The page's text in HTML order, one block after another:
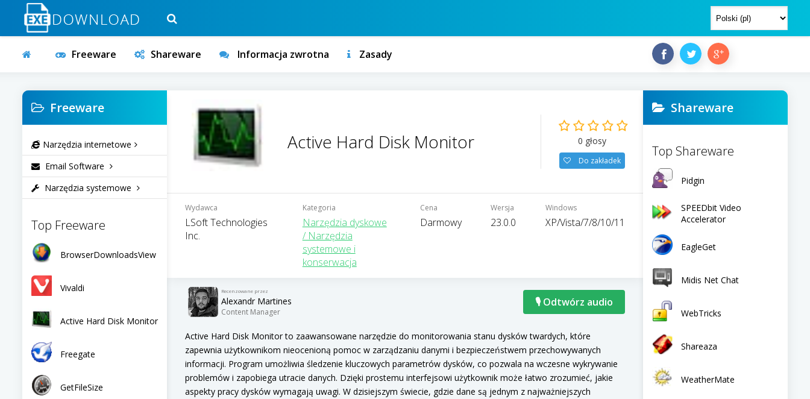
Freeware Shareware Informacja zwrotna Zasady
Freeware
Narzędzia internetowe
Email Software
Narzędzia systemowe
Top Freeware
BrowserDownloadsView
Vivaldi
Active Hard Disk Monitor
Freegate
GetFileSize
Active Hard Disk Monitor 0 głosy
Do zakładek
Wydawca
LSoft Technologies
Inc.
Kategoria
Narzędzia dyskowe
/ Narzędzia
systemowe i
konserwacja
Cena
Darmowy
Wersja
23.0.0
Windows
XP/Vista/7/8/10/11
🎙 Odtwórz audio
Recenzowane przez
Alexandr Martines
Content Manager
Active Hard Disk Monitor to zaawansowane narzędzie do monitorowania stanu dysków twardych, które
zapewnia użytkownikom nieocenioną pomoc w zarządzaniu danymi i bezpieczeństwem przechowywanych
informacji. Program umożliwia śledzenie kluczowych parametrów dysków, co pozwala na wczesne wykrywanie
problemów i zapobiega utracie danych. Dzięki prostemu interfejsowi użytkownik może łatwo zrozumieć, jakie
aspekty pracy dysków wymagają uwagi. W dzisiejszym świecie, gdzie dane są jednym z najważniejszych
Shareware
Top Shareware
Pidgin
SPEEDbit Video
Accelerator
EagleGet
Midis Net Chat
WebTricks
Shareaza
WeatherMate